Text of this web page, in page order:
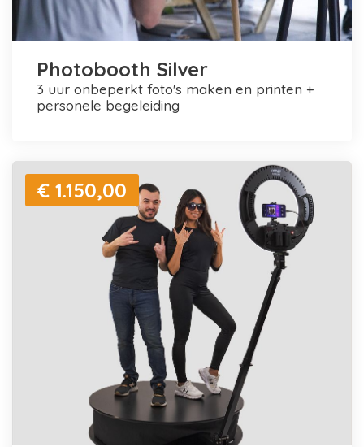
Photobooth Silver
3 uur onbeperkt foto's maken en printen +
personele begeleiding
€ 1.150,00